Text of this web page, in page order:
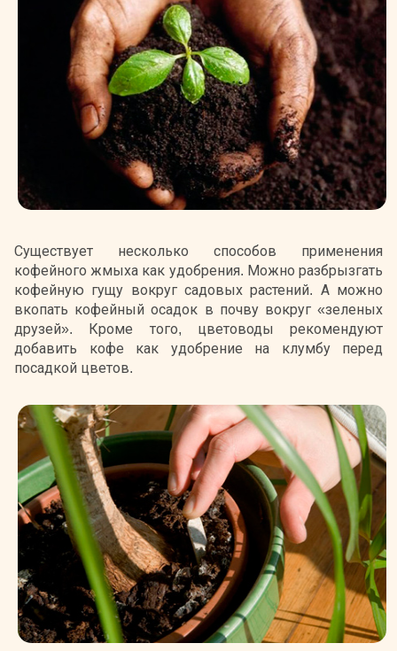
Существует несколько способов применения
кофейного жмыха как удобрения. Можно разбрызгать
кофейную гущу вокруг садовых растений. А можно
вкопать кофейный осадок в почву вокруг «зеленых
друзей». Кроме того, цветоводы рекомендуют
добавить кофе как удобрение на клумбу перед
посадкой цветов.